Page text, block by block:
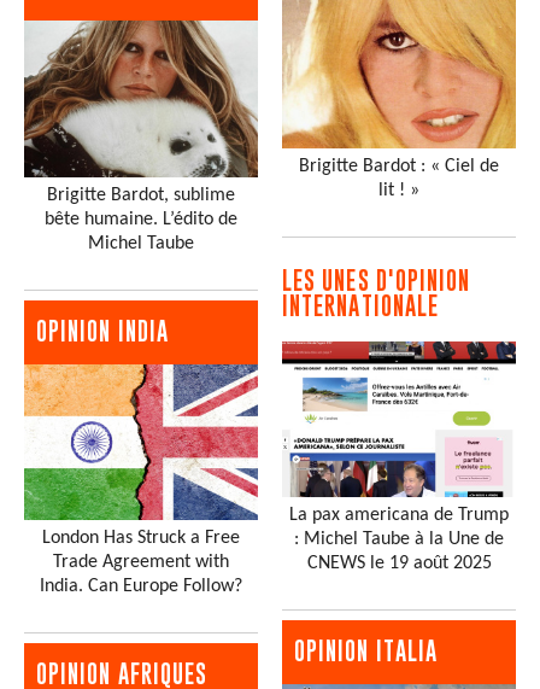
Brigitte Bardot, sublime
bête humaine. L’édito de
Michel Taube
OPINION INDIA
London Has Struck a Free
Trade Agreement with
India. Can Europe Follow?
OPINION AFRIQUES
Brigitte Bardot : « Ciel de
lit ! »
LES UNES D'OPINION
INTERNATIONALE
La pax americana de Trump
: Michel Taube à la Une de
CNEWS le 19 août 2025
OPINION ITALIA